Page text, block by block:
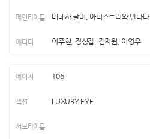
테레사 팔머, 아티스트리와 만나다
이주현, 정성갑, 김지원, 이영우
106
LUXURY EYE